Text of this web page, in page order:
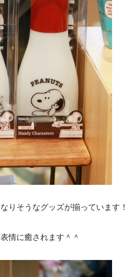
りそうなグッズが揃っています！
情に癒されます＾＾